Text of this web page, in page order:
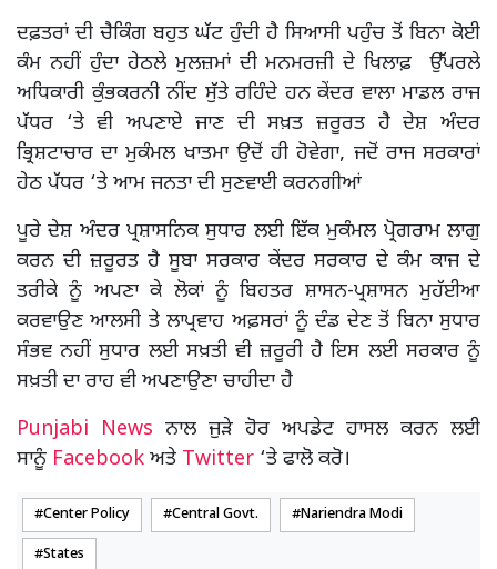
ਦਫ਼ਤਰਾਂ ਦੀ ਚੈਕਿੰਗ ਬਹੁਤ ਘੱਟ ਹੁੰਦੀ ਹੈ ਸਿਆਸੀ ਪਹੁੰਚ ਤੋਂ ਬਿਨਾ ਕੋਈ
ਕੰਮ ਨਹੀਂ ਹੁੰਦਾ ਹੇਠਲੇ ਮੁਲਜ਼ਮਾਂ ਦੀ ਮਨਮਰਜ਼ੀ ਦੇ ਖਿਲਾਫ਼ ਉੱਪਰਲੇ
ਅਧਿਕਾਰੀ ਕੁੰਭਕਰਨੀ ਨੀਂਦ ਸੁੱਤੇ ਰਹਿੰਦੇ ਹਨ ਕੇਂਦਰ ਵਾਲਾ ਮਾਡਲ ਰਾਜ
ਪੱਧਰ ‘ਤੇ ਵੀ ਅਪਣਾਏ ਜਾਣ ਦੀ ਸਖ਼ਤ ਜ਼ਰੂਰਤ ਹੈ ਦੇਸ਼ ਅੰਦਰ
ਭ੍ਰਿਸ਼ਟਾਚਾਰ ਦਾ ਮੁਕੰਮਲ ਖਾਤਮਾ ਉਦੋਂ ਹੀ ਹੋਵੇਗਾ, ਜਦੋਂ ਰਾਜ ਸਰਕਾਰਾਂ
ਹੇਠ ਪੱਧਰ ‘ਤੇ ਆਮ ਜਨਤਾ ਦੀ ਸੁਣਵਾਈ ਕਰਨਗੀਆਂ
ਪੂਰੇ ਦੇਸ਼ ਅੰਦਰ ਪ੍ਰਸ਼ਾਸਨਿਕ ਸੁਧਾਰ ਲਈ ਇੱਕ ਮੁਕੰਮਲ ਪ੍ਰੋਗਰਾਮ ਲਾਗੁ
ਕਰਨ ਦੀ ਜ਼ਰੂਰਤ ਹੈ ਸੂਬਾ ਸਰਕਾਰ ਕੇਂਦਰ ਸਰਕਾਰ ਦੇ ਕੰਮ ਕਾਜ ਦੇ
ਤਰੀਕੇ ਨੂੰ ਅਪਣਾ ਕੇ ਲੋਕਾਂ ਨੂੰ ਬਿਹਤਰ ਸ਼ਾਸਨ-ਪ੍ਰਸ਼ਾਸਨ ਮੁਹੱਈਆ
ਕਰਵਾਉਣ ਆਲਸੀ ਤੇ ਲਾਪ੍ਰਵਾਹ ਅਫ਼ਸਰਾਂ ਨੂੰ ਦੰਡ ਦੇਣ ਤੋਂ ਬਿਨਾ ਸੁਧਾਰ
ਸੰਭਵ ਨਹੀਂ ਸੁਧਾਰ ਲਈ ਸਖ਼ਤੀ ਵੀ ਜ਼ਰੂਰੀ ਹੈ ਇਸ ਲਈ ਸਰਕਾਰ ਨੂੰ
ਸਖ਼ਤੀ ਦਾ ਰਾਹ ਵੀ ਅਪਣਾਉਣਾ ਚਾਹੀਦਾ ਹੈ
Punjabi News ਨਾਲ ਜੁੜੇ ਹੋਰ ਅਪਡੇਟ ਹਾਸਲ ਕਰਨ ਲਈ
ਸਾਨੂੰ Facebook ਅਤੇ Twitter ‘ਤੇ ਫਾਲੋ ਕਰੋ।
Center Policy Central Govt. Nariendra Modi
States